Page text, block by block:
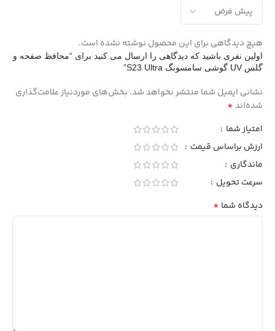
هیچ دیدگاهی برای این محصول نوشته نشده است.
اولین نفری باشید که دیدگاهی را ارسال می کنید برای “محافظ صفحه و
گلس UV گوشی سامسونگ S23 Ultra”
نشانی ایمیل شما منتشر نخواهد شد. بخش‌های موردنیاز علامت‌گذاری
شده‌اند*
امتیاز شما
ارزش براساس قیمت
ماندگاری
سرعت تحویل
دیدگاه شما *